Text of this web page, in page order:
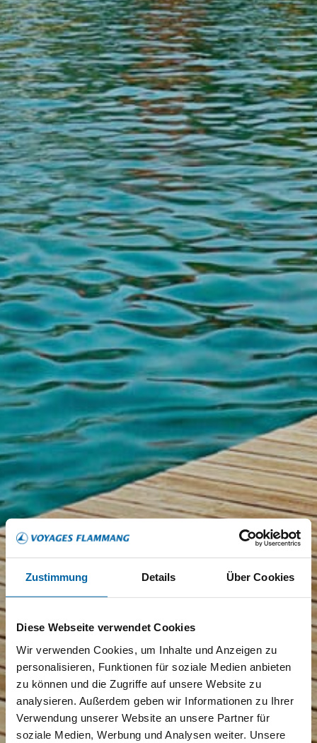
Zustimmung Details Über Cookies
Diese Webseite verwendet Cookies
Wir verwenden Cookies, um Inhalte und Anzeigen zu
personalisieren, Funktionen für soziale Medien anbieten
zu können und die Zugriffe auf unsere Website zu
analysieren. Außerdem geben wir Informationen zu Ihrer
Verwendung unserer Website an unsere Partner für
soziale Medien, Werbung und Analysen weiter. Unsere